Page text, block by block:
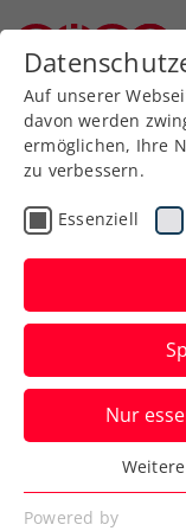
Zurück zur
WTA
Die 3.
Visionen
Auf unserer
davon werden
ermöglichen, Ihre
zu verbessern.
Essenziell
Nur
Essenziell
Essenzielle
Powered by